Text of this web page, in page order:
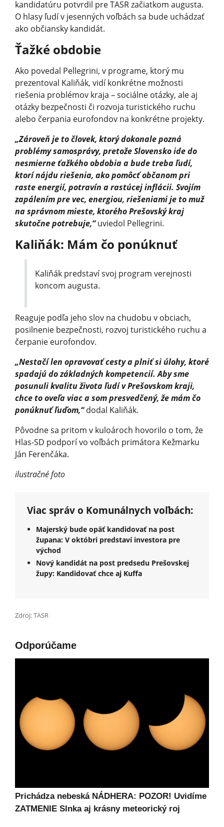
kandidatúru potvrdil pre TASR začiatkom augusta.
O hlasy ľudí v jesenných voľbách sa bude uchádzať
ako občiansky kandidát.
Ťažké obdobie
Ako povedal Pellegrini, v programe, ktorý mu
prezentoval Kaliňák, vidí konkrétne možnosti
riešenia problémov kraja – sociálne otázky, ale aj
otázky bezpečnosti či rozvoja turistického ruchu
alebo čerpania eurofondov na konkrétne projekty.
„Zároveň je to človek, ktorý dokonale pozná
problémy samosprávy, pretože Slovensko ide do
nesmierne ťažkého obdobia a bude treba ľudí,
ktorí nájdu riešenia, ako pomôcť občanom pri
raste energií, potravín a rastúcej inflácii. Svojím
zapálením pre vec, energiou, riešeniami je to muž
na správnom mieste, ktorého Prešovský kraj
skutočne potrebuje,“uviedol Pellegrini.
Kaliňák: Mám čo ponúknuť
Kaliňák predstaví svoj program verejnosti
koncom augusta.
Reaguje podľa jeho slov na chudobu v obciach,
posilnenie bezpečnosti, rozvoj turistického ruchu a
čerpanie eurofondov.
„Nestačí len opravovať cesty a plniť si úlohy, ktoré
spadajú do základných kompetencií. Aby sme
posunuli kvalitu života ľudí v Prešovskom kraji,
chce to oveľa viac a som presvedčený, že mám čo
ponúknuť ľuďom,“dodal Kaliňák.
Pôvodne sa pritom v kuloároch hovorilo o tom, že
Hlas-SD podporí vo voľbách primátora Kežmarku
Ján Ferenčáka.
ilustračné foto
Viac správ o Komunálnych voľbách:
Majerský bude opäť kandidovať na post
župana: V októbri predstaví investora pre
východ
Nový kandidát na post predsedu Prešovskej
župy: Kandidovať chce aj Kuffa
Zdroj: TASR
Odporúčame
Prichádza nebeská NÁDHERA: POZOR! Uvidíme
ZATMENIE Slnka aj krásny meteorický roj